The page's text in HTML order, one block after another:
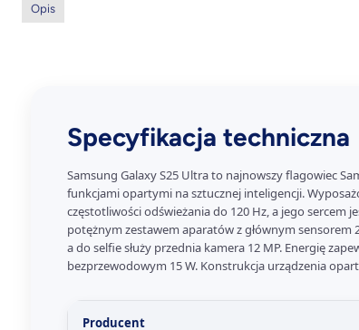
Opis
Specyfikacja techniczna
Samsung Galaxy S25 Ultra to najnowszy flagowiec
funkcjami opartymi na sztucznej inteligencji.
częstotliwości odświeżania do 120 Hz, a jego sercem
potężnym zestawem aparatów z głównym
a do selfie służy przednia kamera 12 MP. Energię
bezprzewodowym 15 W. Konstrukcja urządzenia
Producent